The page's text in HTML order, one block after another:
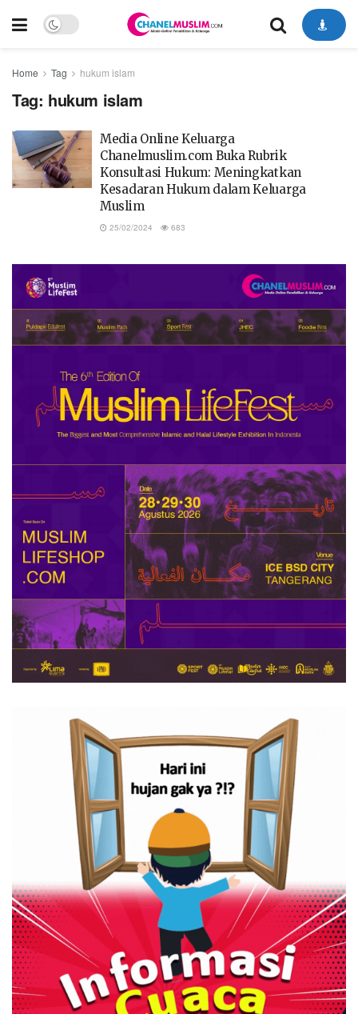
Home Tag hukum islam
Tag: hukum islam
Media Online Keluarga
Chanelmuslim.com Buka Rubrik
Konsultasi Hukum: Meningkatkan
Kesadaran Hukum dalam Keluarga
Muslim
25/02/2024 683